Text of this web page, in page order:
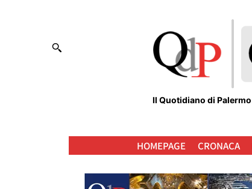
Il Quotidiano di Palermo
HOMEPAGE CRONACA